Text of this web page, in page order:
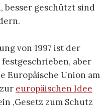
besser geschützt sind
von 1997 ist der
aber
Europäische Union am
europäischen Idee
‚Gesetz zum Schutz